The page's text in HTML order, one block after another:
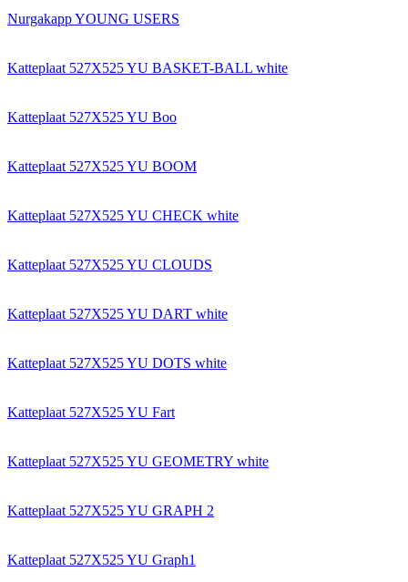
Nurgakapp YOUNG USERS
Katteplaat 527X525 YU BASKET-BALL white
Katteplaat 527X525 YU Boo
Katteplaat 527X525 YU BOOM
Katteplaat 527X525 YU CHECK white
Katteplaat 527X525 YU CLOUDS
Katteplaat 527X525 YU DART white
Katteplaat 527X525 YU DOTS white
Katteplaat 527X525 YU Fart
Katteplaat 527X525 YU GEOMETRY white
Katteplaat 527X525 YU GRAPH 2
Katteplaat 527X525 YU Graph1